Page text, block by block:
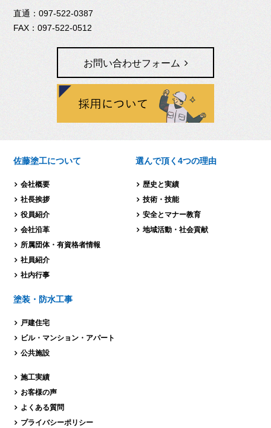
097-522-0387
097-522-0512
お問い合わせフォーム
佐藤塗工について
会社概要
社長挨拶
役員紹介
会社沿革
所属団体・有資格者情報
社員紹介
社内行事
選んで頂く4つの理由
歴史と実績
技術・技能
安全とマナー教育
地域活動・社会貢献
塗装・防水工事
戸建住宅
ビル・マンション・ アパート
公共施設
施工実績
お客様の声
よくある質問
プライバシーポリシー